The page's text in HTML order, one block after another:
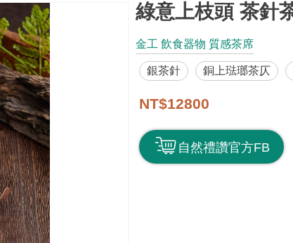
綠意上枝頭 茶針
金工 飲食器物 質感茶席
銀茶針 銅上琺瑯茶仄
NT$12800
自然禮讚官方FB